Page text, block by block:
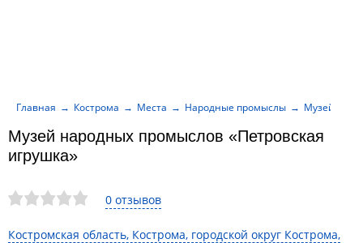
0 отзывов
Костромская область, Кострома, городской округ Кострома,
Музей народных промыслов «Петровская
игрушка»
Главная Кострома Места Народные промыслы Музей